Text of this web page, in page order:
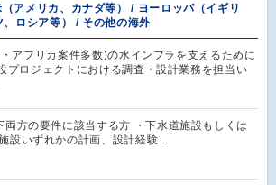
アメリカ、カナダ等） / ヨーロッパ（イギリ
、ロシア等） / その他の海外
アフリカ案件多数)の水インフラを支えるために
プロジェクトにおける調査・設計業務を担当い
両方の要件に該当する方 ・下水道施設もしくは
設いずれかの計画、設計経験…